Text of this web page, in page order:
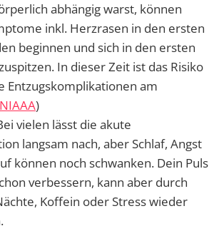
abhängig warst, können
inkl. Herzrasen in den ersten
beginnen und sich in den ersten
In dieser Zeit ist das Risiko
Entzugskomplikationen am
NIAAA)
vielen lässt die akute
langsam nach, aber Schlaf, Angst
können noch schwanken. Dein Puls
verbessern, kann aber durch
Koffein oder Stress wieder